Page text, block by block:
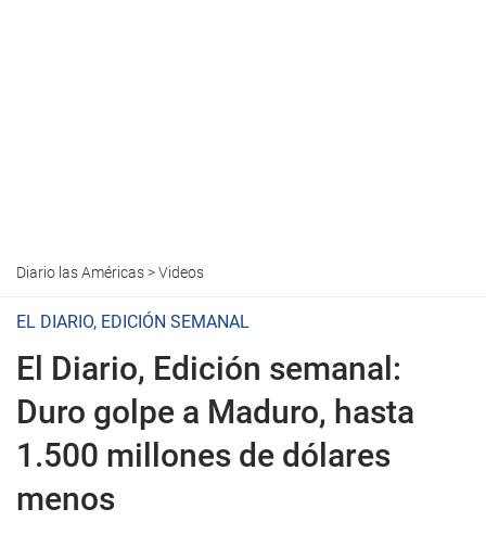
Diario las Américas>Videos
EL DIARIO, EDICIÓN SEMANAL
El Diario, Edición semanal:
Duro golpe a Maduro, hasta
1.500 millones de dólares
menos